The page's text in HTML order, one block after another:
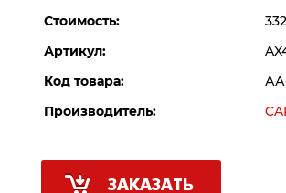
Стоимость:
332
Артикул:
Код товара:
Производитель:
ЗАКАЗАТЬ